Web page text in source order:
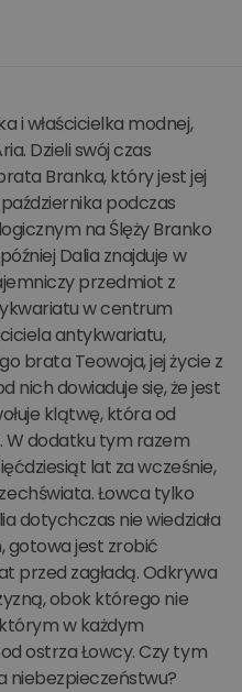
i właścicielka modnej,
Dzieli swój czas
Branka, który jest jej
podczas
na Ślęży Branko
Dalia znajduje w
przedmiot z
w centrum
antykwariatu,
brata Teowoja, jej życie z
nich dowiaduje się, że jest
klątwę, która od
W dodatku tym razem
lat za wcześnie,
Łowca tylko
dotychczas nie wiedziała
gotowa jest zrobić
przed zagładą. Odkrywa
obok którego nie
w każdym
ostrza Łowcy. Czy tym
niebezpieczeństwu?